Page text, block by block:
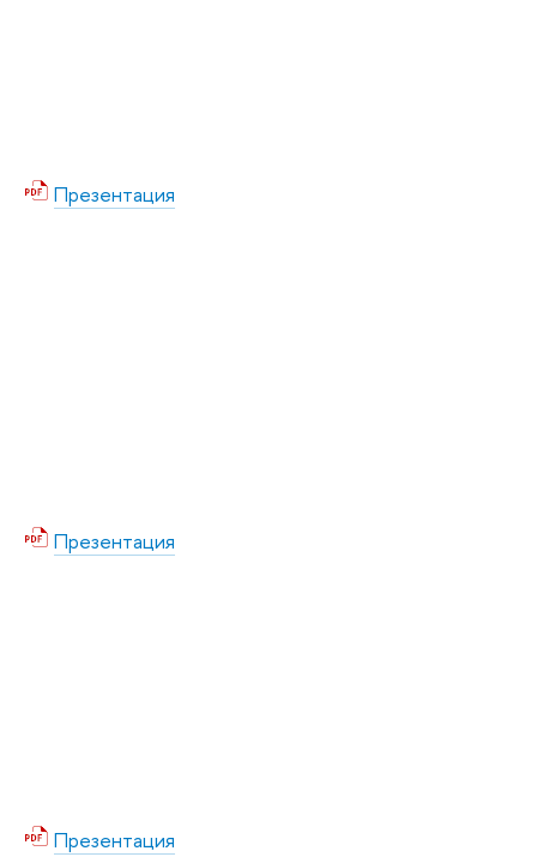
Презентация
Презентация
Презентация